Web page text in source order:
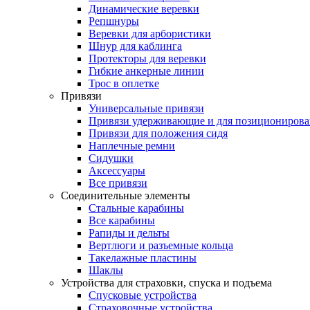
Динамические веревки
Репшнуры
Веревки для арбористики
Шнур для каблинга
Протекторы для веревки
Гибкие анкерные линии
Трос в оплетке
Привязи
Универсальные привязи
Привязи удерживающие и для
Привязи для положения сидя
Наплечные ремни
Сидушки
Аксессуары
Все привязи
Соединительные элементы
Стальные карабины
Все карабины
Рапиды и дельты
Вертлюги и разъемные кольца
Такелажные пластины
Шаклы
Устройства для страховки, спуска и подъема
Спусковые устройства
Страховочные устройства